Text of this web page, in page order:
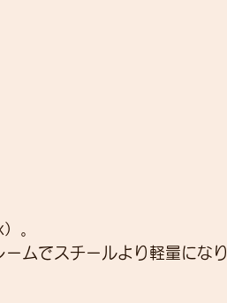
。
ムでスチールより軽量になり